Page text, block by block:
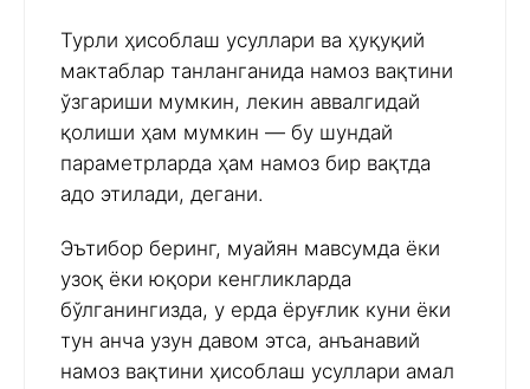
Турли ҳисоблаш усуллари ва ҳуқуқий
мактаблар танланганида намоз вақтини
ўзгариши мумкин, лекин аввалгидай
қолиши ҳам мумкин — бу шундай
параметрларда ҳам намоз бир вақтда
адо этилади, дегани.
Эътибор беринг, муайян мавсумда ёки
узоқ ёки юқори кенгликларда
бўлганингизда, у ерда ёруғлик куни ёки
тун анча узун давом этса, анъанавий
намоз вақтини ҳисоблаш усуллари амал